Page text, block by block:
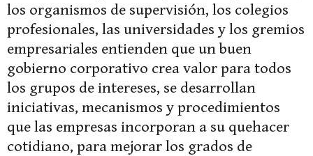
los organismos de supervisión, los colegios
profesionales, las universidades y los gremios
empresariales entienden que un buen
gobierno corporativo crea valor para todos
los grupos de intereses, se desarrollan
iniciativas, mecanismos y procedimientos
que las empresas incorporan a su quehacer
cotidiano, para mejorar los grados de